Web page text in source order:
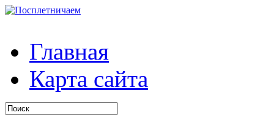
Главная
Карта сайта